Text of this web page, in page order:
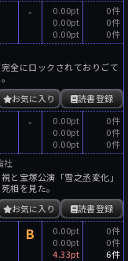
-
0.00pt
0.00pt
0.00pt
0件
0件
0件
全にロックされておりごて
読書登録
お気に入り
-
0.00pt
0.00pt
0.00pt
0件
0件
0件
社
と宝塚公演「雪之丞変化」
相を見た。
読書登録
お気に入り
B
0.00pt
0.00pt
4.33pt
0件
0件
6件